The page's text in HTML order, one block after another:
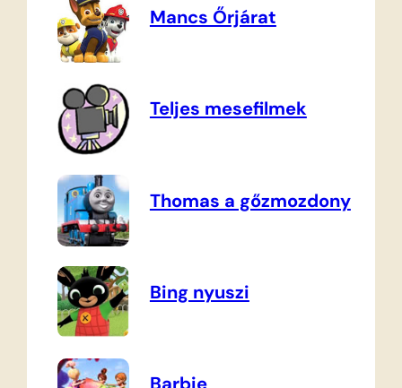
Mancs Őrjárat
Teljes mesefilmek
Thomas a gőzmozdony
Bing nyuszi